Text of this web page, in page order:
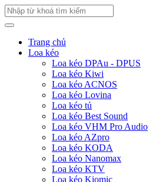
Trang chủ
Loa kéo
Loa kéo DPAu - DPUS
Loa kéo Kiwi
Loa kéo ACNOS
Loa kéo Lovina
Loa kéo tủ
Loa kéo Best Sound
Loa kéo VHM Pro Audio
Loa kéo AZpro
Loa kéo KODA
Loa kéo Nanomax
Loa kéo KTV
Loa kéo Kiomic